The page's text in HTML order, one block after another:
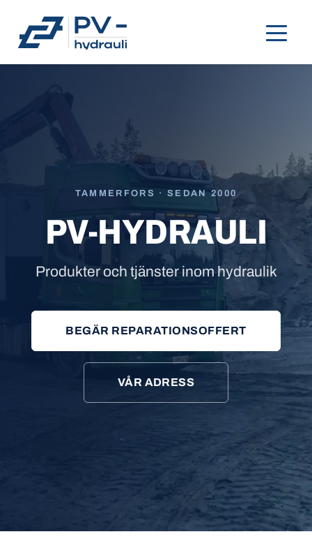
TAMMERFORS · SEDAN 2000
PV-HYDRAULI
Produkter och tjänster inom hydraulik
BEGÄR REPARATIONSOFFERT
VÅR ADRESS